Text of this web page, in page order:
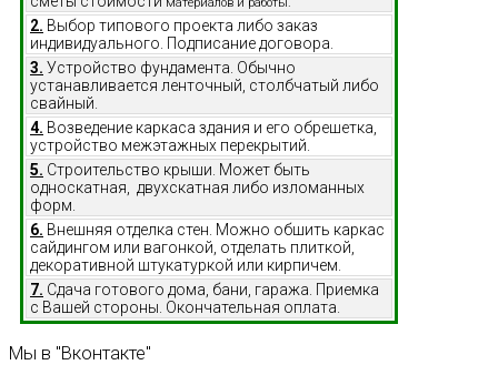
материалов и работы.
2. Выбор типового проекта либо заказ
индивидуального. Подписание договора.
3. Устройство фундамента. Обычно
устанавливается ленточный, столбчатый либо
свайный.
4. Возведение каркаса здания и его обрешетка,
устройство межэтажных перекрытий.
5. Строительство крыши. Может быть
односкатная, двухскатная либо изломанных
форм.
6. Внешняя отделка стен. Можно обшить каркас
сайдингом или вагонкой, отделать плиткой,
декоративной штукатуркой или кирпичем.
7. Сдача готового дома, бани, гаража. Приемка
с Вашей стороны. Окончательная оплата.
Мы в "Вконтакте"